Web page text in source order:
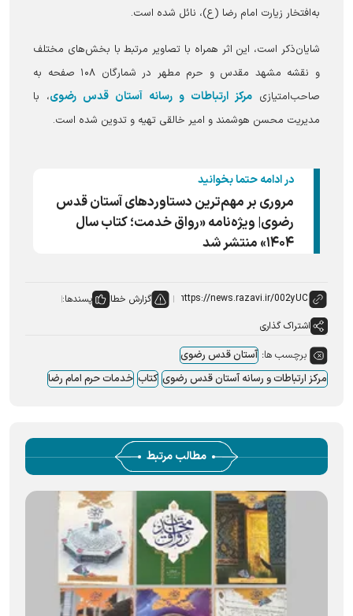
به‌افتخار زیارت امام رضا (ع)، نائل شده است.
شایان‌ذکر است، این اثر همراه با تصاویر مرتبط با بخش‌های مختلف
و نقشه مشهد مقدس و حرم مطهر در شمارگان ۱۰۸ صفحه به
صاحب‌امتیازی مرکز ارتباطات و رسانه آستان قدس رضوی، با
مدیریت محسن هوشمند و امیر خالقی تهیه و تدوین شده است.
در ادامه حتما بخوانید
مروری بر مهم‌ترین دستاوردهای آستان قدس
رضوی| ویژه‌نامه «رواق خدمت؛ کتاب سال
۱۴۰۴» منتشر شد
گزارش خطا
پسندها:
اشتراک گذاری
برچسب ها: آستان قدس رضوی
مرکز ارتباطات و رسانه آستان قدس رضوی کتاب خدمات حرم امام رضا
مطالب مرتبط